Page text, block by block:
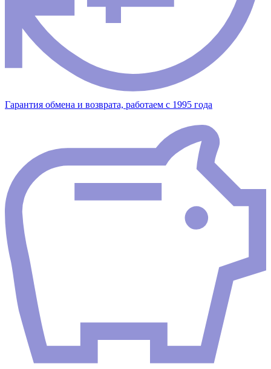
Гарантия обмена и возврата, работаем с 1995 года